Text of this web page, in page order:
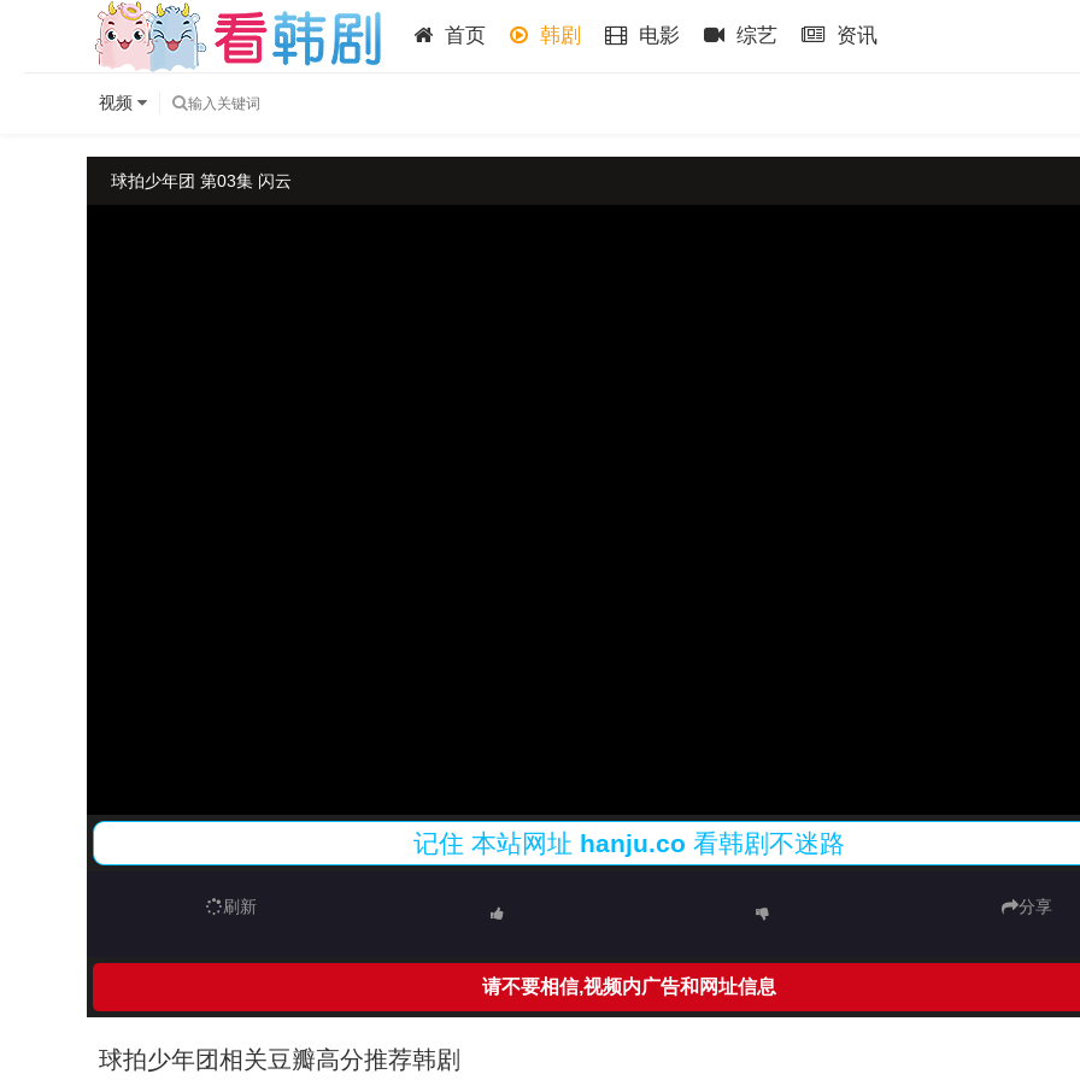
首页 韩剧 电影 综艺 资讯
视频
球拍少年团 第03集 闪云
记住 本站网址 hanju.co 看韩剧不迷路
刷新 分享
请不要相信,视频内广告和网址信息
球拍少年团相关豆瓣高分推荐韩剧